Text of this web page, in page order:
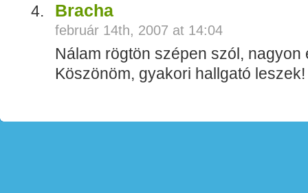
Bracha
február 14th, 2007 at 14:04
Nálam rögtön szépen szól,
Köszönöm, gyakori hallgató leszek!